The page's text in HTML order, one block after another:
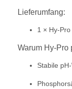
Lieferumfang:
1 × Hy-
Warum Hy-Pro
Stabile